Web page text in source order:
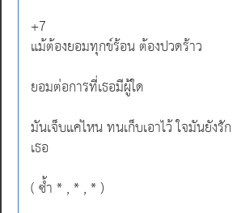
+7
แม้ต้องยอมทุกข์ร้อน ต้องปวดร้าว
ยอมต่อการที่เธอมีผู้ใด
มันเจ็บแค่ไหน ทนเก็บเอาไว้ ใจมันยังรัก
เธอ
( ซ้ำ * , * , * )